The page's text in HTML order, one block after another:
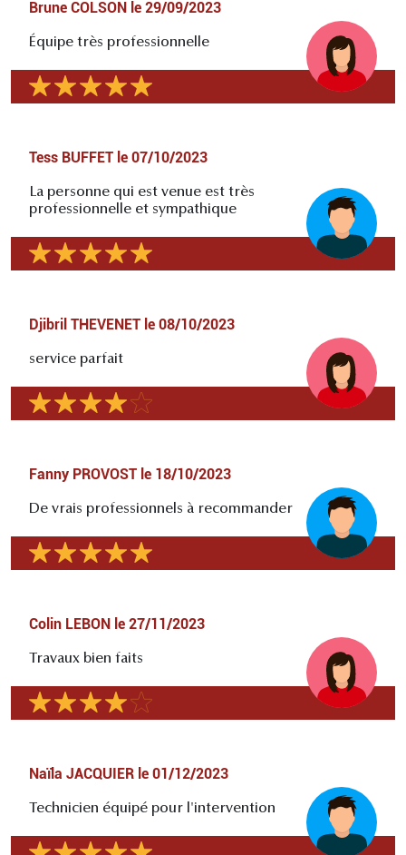
Brune COLSON le 29/09/2023
Équipe très professionnelle
Tess BUFFET le 07/10/2023
La personne qui est venue est très
professionnelle et sympathique
Djibril THEVENET le 08/10/2023
service parfait
Fanny PROVOST le 18/10/2023
De vrais professionnels à recommander
Colin LEBON le 27/11/2023
Travaux bien faits
Naïla JACQUIER le 01/12/2023
Technicien équipé pour l'intervention